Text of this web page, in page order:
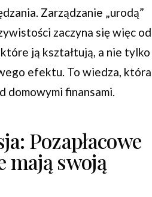
Zarządzanie „urodą”
zaczyna się więc od
ją kształtują, a nie tylko
efektu. To wiedza, która
domowymi finansami.
Pozapłacowe
mają swoją